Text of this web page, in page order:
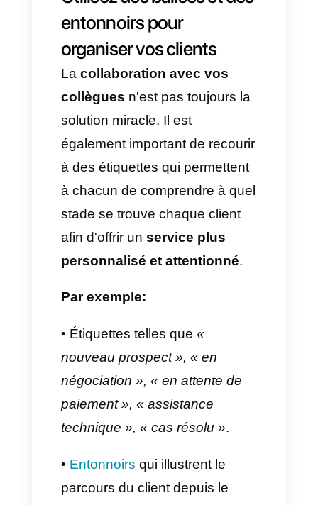
de réception partagée. Avec
Callbell, vous pouvez associer
votrenuméro WhatsApp
permettre à plusieurs membres
de votre équipe de répondre
aux clients depuis un seul et
même endroit.
De cette manière:
• Les discussions peuvent
attribuées automatiquement
différents agents.
• Cela permet d'éviter les
réponses en double